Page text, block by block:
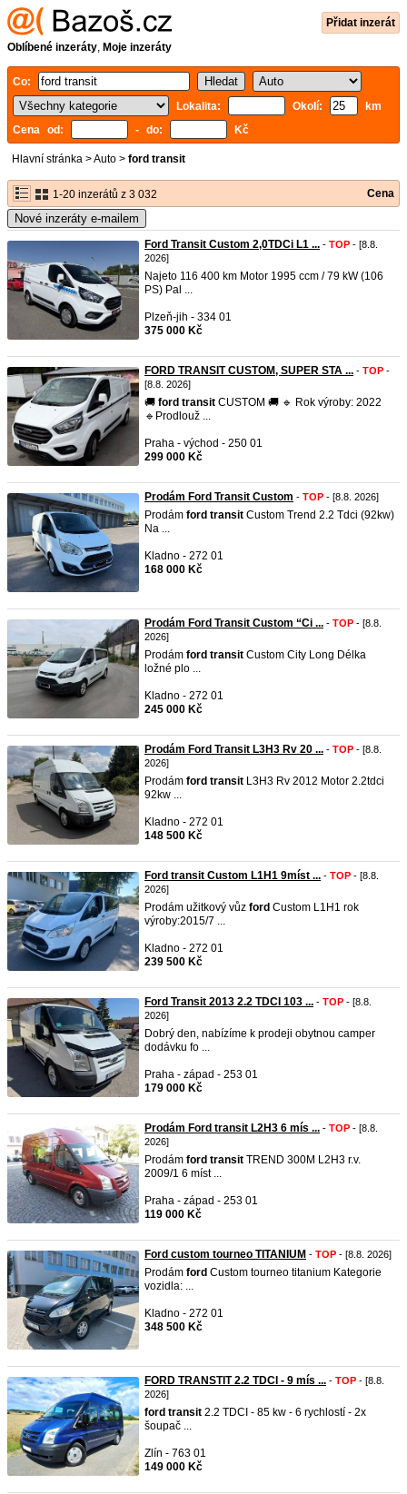
Přidat inzerát
Oblíbené inzeráty, Moje inzeráty
Co:
Lokalita:
Okolí:
km
Cena od:
- do: Kč
Hlavní stránka >Auto > ford transit
1-20 inzerátů z 3 032 Cena
Nové inzeráty e-mailem
Ford Transit Custom 2,0TDCi L1 ... - TOP - [8.8.
2026]
Najeto 116 400 km Motor 1995 ccm / 79 kW (106
PS) Pal ...
Plzeň-jih - 334 01
375 000 Kč
FORD TRANSIT CUSTOM, SUPER STA ... - TOP -
[8.8. 2026]
🚚 ford transit CUSTOM 🚚 🔹 Rok výroby: 2022
🔹Prodlouž ...
Praha - východ - 250 01
299 000 Kč
Prodám Ford Transit Custom - TOP - [8.8. 2026]
Prodám ford transit Custom Trend 2.2 Tdci (92kw)
Na ...
Kladno - 272 01
168 000 Kč
Prodám Ford Transit Custom “Ci ... - TOP - [8.8.
2026]
Prodám ford transit Custom City Long Délka
ložné plo ...
Kladno - 272 01
245 000 Kč
Prodám Ford Transit L3H3 Rv 20 ... - TOP - [8.8.
2026]
Prodám ford transit L3H3 Rv 2012 Motor 2.2tdci
92kw ...
Kladno - 272 01
148 500 Kč
Ford transit Custom L1H1 9míst ... - TOP - [8.8.
2026]
Prodám užitkový vůz ford Custom L1H1 rok
výroby:2015/7 ...
Kladno - 272 01
239 500 Kč
Ford Transit 2013 2.2 TDCI 103 ... - TOP - [8.8.
2026]
Dobrý den, nabízíme k prodeji obytnou camper
dodávku fo ...
Praha - západ - 253 01
179 000 Kč
Prodám Ford transit L2H3 6 mís ... - TOP - [8.8.
2026]
Prodám ford transit TREND 300M L2H3 r.v.
2009/1 6 míst ...
Praha - západ - 253 01
119 000 Kč
Ford custom tourneo TITANIUM - TOP - [8.8. 2026]
Prodám ford Custom tourneo titanium Kategorie
vozidla: ...
Kladno - 272 01
348 500 Kč
FORD TRANSTIT 2.2 TDCI - 9 mís ... - TOP - [8.8.
2026]
ford transit 2.2 TDCI - 85 kw - 6 rychlostí - 2x
šoupač ...
Zlín - 763 01
149 000 Kč